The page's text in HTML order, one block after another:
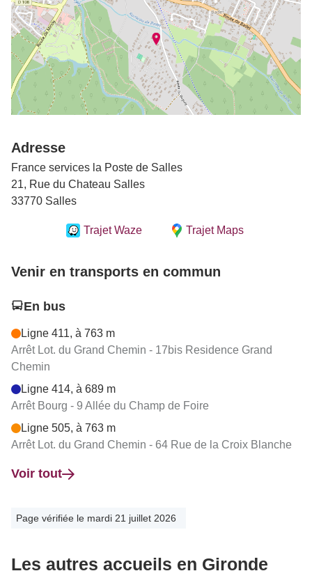
Adresse
France services la Poste de Salles
21, Rue du Chateau Salles
33770 Salles
Trajet Waze Trajet Maps
Venir en transports en commun
En bus
Ligne 411, à 763 m
Arrêt Lot. du Grand Chemin - 17bis Residence Grand
Chemin
Ligne 414, à 689 m
Arrêt Bourg - 9 Allée du Champ de Foire
Ligne 505, à 763 m
Arrêt Lot. du Grand Chemin - 64 Rue de la Croix Blanche
Voir tout
Page vérifiée le mardi 21 juillet 2026
Les autres accueils en Gironde